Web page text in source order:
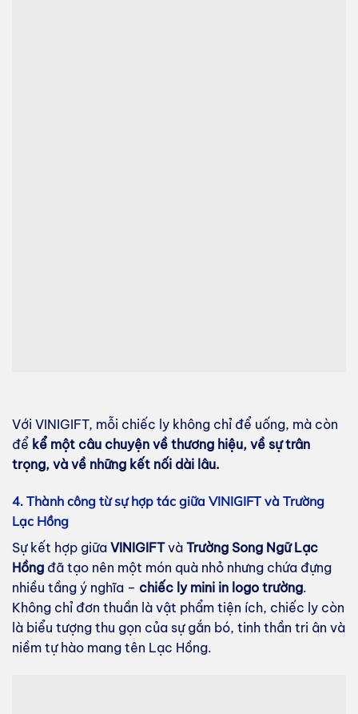
Với VINIGIFT, mỗi chiếc ly không chỉ để uống, mà còn
để kể một câu chuyện về thương hiệu, về sự trân
trọng, và về những kết nối dài lâu.
4. Thành công từ sự hợp tác giữa VINIGIFT và Trường
Lạc Hồng
Sự kết hợp giữa VINIGIFTvà Trường Song Ngữ Lạc
Hồng đã tạo nên một món quà nhỏ nhưng chứa đựng
nhiều tầng ý nghĩa – chiếc ly mini in logo trường.
Không chỉ đơn thuần là vật phẩm tiện ích, chiếc ly còn
là biểu tượng thu gọn của sự gắn bó, tinh thần tri ân và
niềm tự hào mang tên Lạc Hồng.